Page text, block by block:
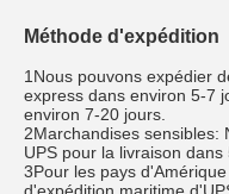
Méthode d'expédition
1Nous pouvons expédier
express dans environ 5-7
environ 7-20 jours.
2Marchandises sensibles:
UPS pour la livraison dans
3Pour les pays